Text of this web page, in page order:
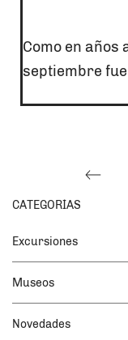
Como en años
septiembre fue
CATEGORÍAS
Excursiones
Museos
Novedades